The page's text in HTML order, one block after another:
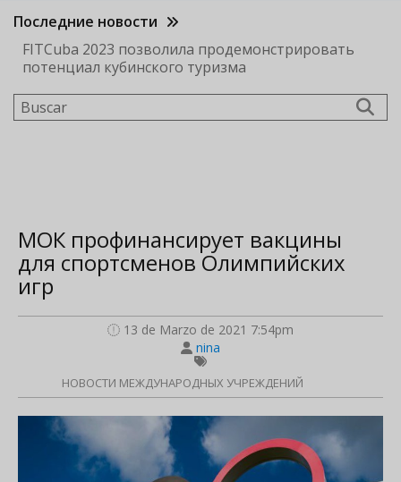
Последние новости
FITCuba 2023 позволила продемонстрировать
потенциал кубинского туризма
Buscar
МОК профинансирует вакцины
для спортсменов Олимпийских
игр
13 de Marzo de 2021 7:54pm
nina
НОВОСТИ МЕЖДУНАРОДНЫХ УЧРЕЖДЕНИЙ